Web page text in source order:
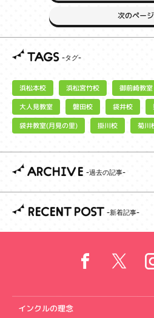
次のページ
TAGS
浜松本校 浜松宮竹校 御前崎教室
大人見教室 磐田校 袋井校
袋井教室(月見の里) 掛川校 菊川
ARCHIVE
RECENT POST
インクルの理念